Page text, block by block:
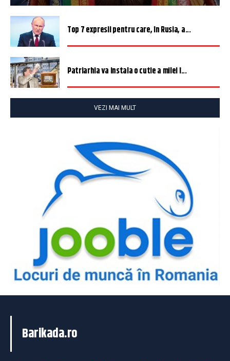
Top 7 expresii pentru care, în Rusia, a...
Patriarhia va instala o cutie a milei î...
VEZI MAI MULT
Barikada.ro